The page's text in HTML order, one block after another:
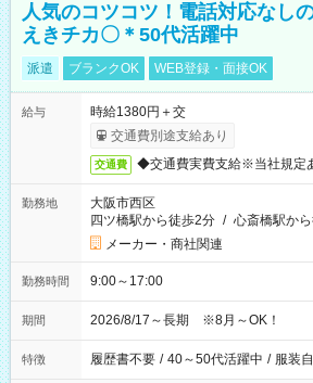
人気のコツコツ！電話対応なし
えきチカ〇＊50代活躍中
派遣 ブランクOK WEB登録・面接OK
給与
時給1380円＋交
交通費別途支給あり
交通費 ◆交通費実費支給※当社規定
勤務地
大阪市西区
四ツ橋駅から徒歩2分 / 心斎橋駅か
メーカー・商社関連
勤務時間 9:00～17:00
期間 2026/8/17～長期 ※8月～OK！
特徴 履歴書不要 / 40～50代活躍中 / 服装